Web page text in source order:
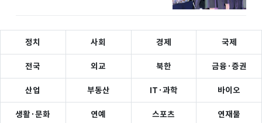
정치 사회 경제 국제
전국 외교 북한 금융·증권
산업 부동산 IT·과학 바이오
생활·문화 연예 스포츠 연재물